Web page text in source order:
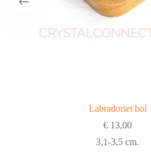
Labradoriet bol
€ 13,00
3,1-3,5 cm.